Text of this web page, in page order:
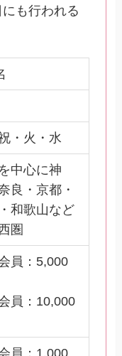
も行われる
・火・水
中心に神
良・京都・
和歌山など
圏
員：5,000
員：10,000
員：1,000